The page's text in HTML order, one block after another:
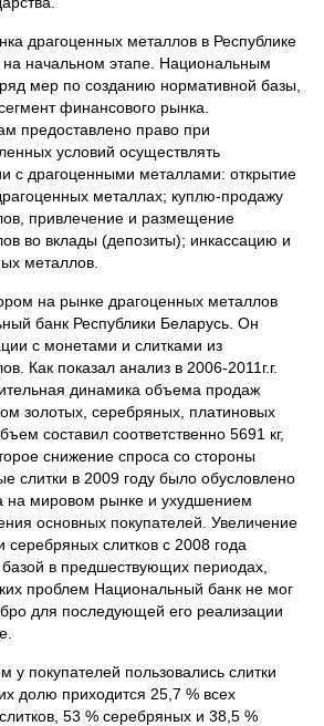
драгоценных металлов в Республике
на начальном этапе. Национальным
мер по созданию нормативной базы,
финансового рынка.
предоставлено право при
условий осуществлять
с драгоценными металлами: открытие
металлах; куплю-продажу
привлечение и размещение
во вклады (депозиты); инкассацию и
металлов.
на рынке драгоценных металлов
банк Республики Беларусь. Он
с монетами и слитками из
Как показал анализ в 2006-2011г.г.
динамика объема продаж
золотых, серебряных, платиновых
составил соответственно 5691 кг,
снижение спроса со стороны
слитки в 2009 году было обусловлено
на мировом рынке и ухудшением
основных покупателей. Увеличение
слитков с 2008 года
в предшествующих периодах,
проблем Национальный банк не мог
для последующей его реализации
покупателей пользовались слитки
долю приходится 25,7 % всех
53 % серебряных и 38,5 %